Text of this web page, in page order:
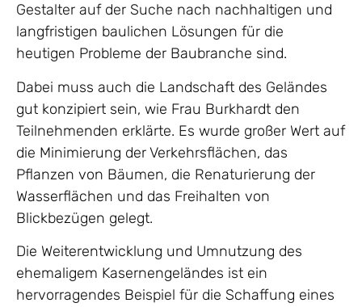
Gestalter auf der Suche nach nachhaltigen und
langfristigen baulichen Lösungen für die
heutigen Probleme der Baubranche sind.
Dabei muss auch die Landschaft des Geländes
gut konzipiert sein, wie Frau Burkhardt den
Teilnehmenden erklärte. Es wurde großer Wert auf
die Minimierung der Verkehrsflächen, das
Pflanzen von Bäumen, die Renaturierung der
Wasserflächen und das Freihalten von
Blickbezügen gelegt.
Die Weiterentwicklung und Umnutzung des
ehemaligem Kasernengeländes ist ein
hervorragendes Beispiel für die Schaffung eines